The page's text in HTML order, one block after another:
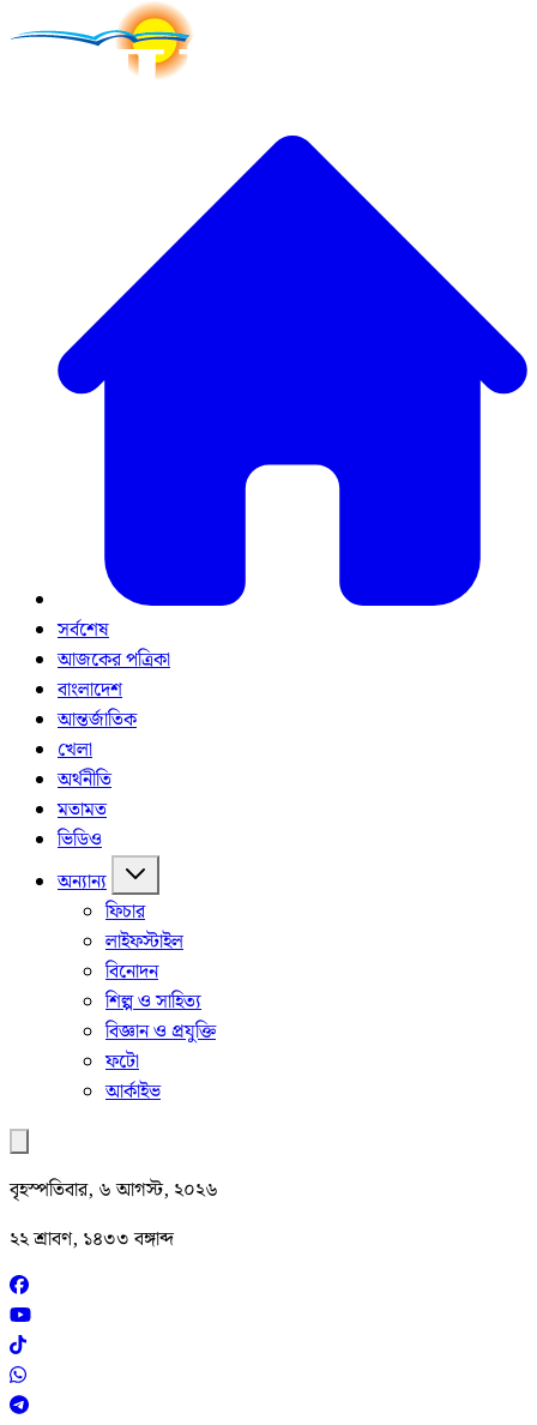
সর্বশেষ
আজকের পত্রিকা
বাংলাদেশ
আন্তর্জাতিক
খেলা
অর্থনীতি
মতামত
ভিডিও
অন্যান্য
ফিচার
লাইফস্টাইল
বিনোদন
শিল্প ও সাহিত্য
বিজ্ঞান ও প্রযুক্তি
ফটো
আর্কাইভ
বৃহস্পতিবার, ৬ আগস্ট, ২০২৬
২২ শ্রাবণ, ১৪৩৩ বঙ্গাব্দ